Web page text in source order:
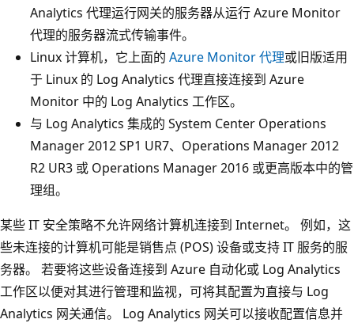
Analytics 代理运行网关的服务器从运行 Azure Monitor
代理的服务器流式传输事件。
Linux 计算机，它上面的 Azure Monitor 代理或旧版适用
于 Linux 的 Log Analytics 代理直接连接到 Azure
Monitor 中的 Log Analytics 工作区。
与 Log Analytics 集成的 System Center Operations
Manager 2012 SP1 UR7、Operations Manager 2012
R2 UR3 或 Operations Manager 2016 或更高版本中的管
理组。
某些 IT 安全策略不允许网络计算机连接到 Internet。 例如，这
些未连接的计算机可能是销售点 (POS) 设备或支持 IT 服务的服
务器。 若要将这些设备连接到 Azure 自动化或 Log Analytics
工作区以便对其进行管理和监视，可将其配置为直接与 Log
Analytics 网关通信。 Log Analytics 网关可以接收配置信息并